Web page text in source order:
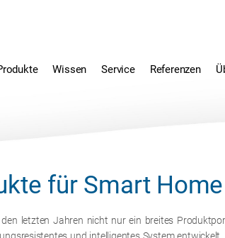
Wissen Service Referenzen
für Smart Home
letzten Jahren nicht nur ein breites
und intelligentes System